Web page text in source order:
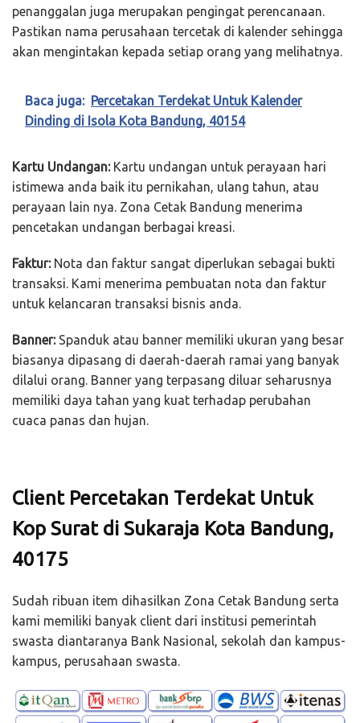
penanggalan juga merupakan pengingat perencanaan.
Pastikan nama perusahaan tercetak di kalender sehingga
akan mengintakan kepada setiap orang yang melihatnya.
Baca juga: Percetakan Terdekat Untuk Kalender
Dinding di Isola Kota Bandung, 40154
Kartu Undangan:Kartu undangan untuk perayaan hari
istimewa anda baik itu pernikahan, ulang tahun, atau
perayaan lain nya. Zona Cetak Bandung menerima
pencetakan undangan berbagai kreasi.
Faktur:Nota dan faktur sangat diperlukan sebagai bukti
transaksi. Kami menerima pembuatan nota dan faktur
untuk kelancaran transaksi bisnis anda.
Banner:Spanduk atau banner memiliki ukuran yang besar
biasanya dipasang di daerah-daerah ramai yang banyak
dilalui orang. Banner yang terpasang diluar seharusnya
memiliki daya tahan yang kuat terhadap perubahan
cuaca panas dan hujan.
Client Percetakan Terdekat Untuk
Kop Surat di Sukaraja Kota Bandung,
40175
Sudah ribuan item dihasilkan Zona Cetak Bandung serta
kami memiliki banyak client dari institusi pemerintah
swasta diantaranya Bank Nasional, sekolah dan kampus-
kampus, perusahaan swasta.